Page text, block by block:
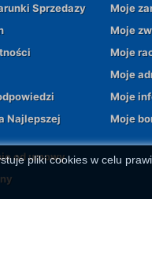
Sprzedazy
Najlepszej
od umowy
Moje
Moje
Moje
Moje
Moje
Moje
pliki cookies w celu